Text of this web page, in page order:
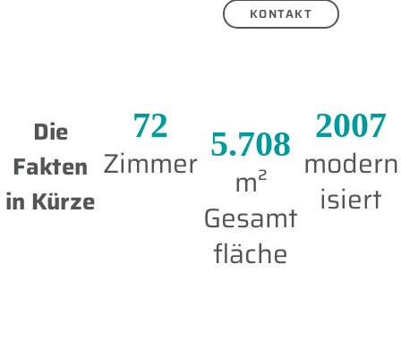
KONTAKT
Die
Fakten
in Kürze
72
Zimmer 5.708
m²
Gesamt
fläche
2007
modern
isiert